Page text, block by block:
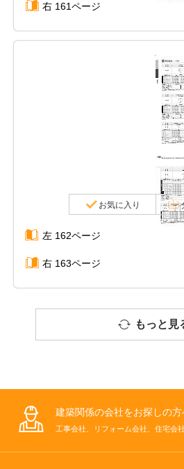
右 161ページ
お気に入り
左 162ページ
右 163ページ
もっと見
建築関係の会社をお探しの方
工事会社、リフォーム会社、住宅会